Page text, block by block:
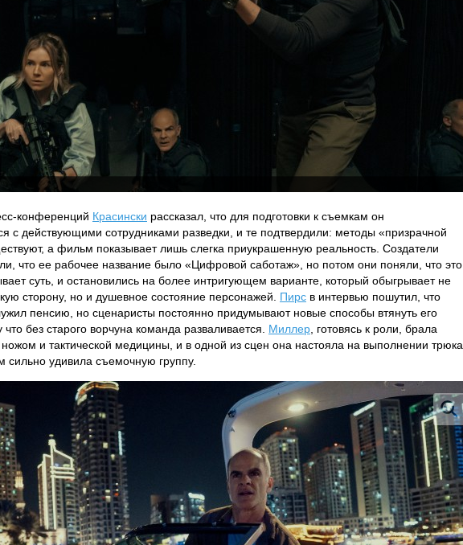
конференций Красински рассказал, что для подготовки к съемкам он
с действующими сотрудниками разведки, и те подтвердили: методы «призрачной
а фильм показывает лишь слегка приукрашенную реальность. Создатели
что ее рабочее название было «Цифровой саботаж», но потом они поняли, что это
суть, и остановились на более интригующем варианте, который обыгрывает не
сторону, но и душевное состояние персонажей. Пирс в интервью пошутил, что
пенсию, но сценаристы постоянно придумывают новые способы втянуть его
без старого ворчуна команда разваливается. Миллер , готовясь к роли, брала
и тактической медицины, и в одной из сцен она настояла на выполнении трюка
сильно удивила съемочную группу.